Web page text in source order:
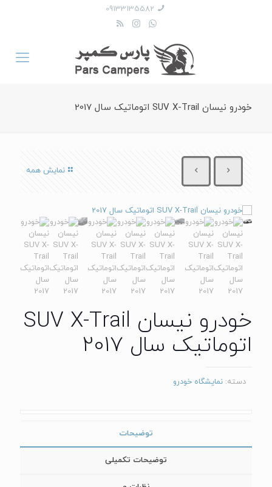
09133135582
خودرو نیسان SUV X-Trail اتوماتیک سال 2017
نمایش همه
خودرو نیسان SUV X-Trail
اتوماتیک سال 2017
دسته: نمایشگاه خودرو
توضیحات
توضیحات تکمیلی